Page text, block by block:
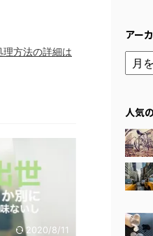
理方法の詳細は
2020/8/11
アー
人気